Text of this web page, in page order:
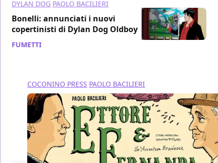
DYLAN DOG PAOLO BACILIERI
Bonelli: annunciati i nuovi
copertinisti di Dylan Dog Oldboy
FUMETTI
COCONINO PRESS PAOLO BACILIERI